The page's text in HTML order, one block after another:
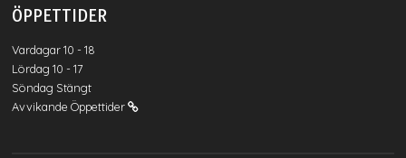
ÖPPETTIDER
Vardagar 10 - 18
Lördag 10 - 17
Söndag Stängt
Avvikande Öppettider